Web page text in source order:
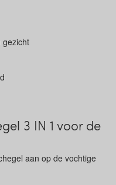
gezicht
3 IN 1 voor de
aan op de vochtige